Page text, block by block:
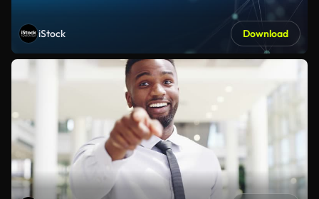
iStock Download